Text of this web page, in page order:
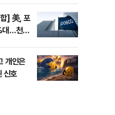
] 美, 포
대…천하
개인은
신호